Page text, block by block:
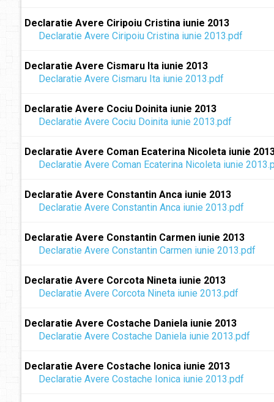
Declaratie Avere Ciripoiu Cristina iunie 2013
Declaratie Avere Ciripoiu Cristina iunie 2013.pdf
Declaratie Avere Cismaru Ita iunie 2013
Declaratie Avere Cismaru Ita iunie 2013.pdf
Declaratie Avere Cociu Doinita iunie 2013
Declaratie Avere Cociu Doinita iunie 2013.pdf
Declaratie Avere Coman Ecaterina Nicoleta iunie
Declaratie Avere Coman Ecaterina Nicoleta iunie
Declaratie Avere Constantin Anca iunie 2013
Declaratie Avere Constantin Anca iunie 2013.pdf
Declaratie Avere Constantin Carmen iunie 2013
Declaratie Avere Constantin Carmen iunie 2013.pdf
Declaratie Avere Corcota Nineta iunie 2013
Declaratie Avere Corcota Nineta iunie 2013.pdf
Declaratie Avere Costache Daniela iunie 2013
Declaratie Avere Costache Daniela iunie 2013.pdf
Declaratie Avere Costache Ionica iunie 2013
Declaratie Avere Costache Ionica iunie 2013.pdf